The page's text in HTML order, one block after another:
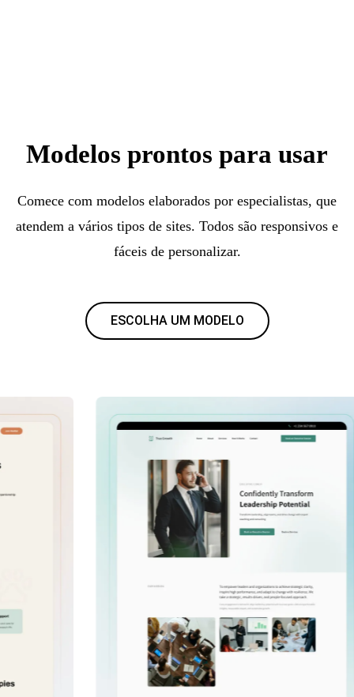
Modelos prontos para usar
Comece com modelos elaborados por especialistas, que
atendem a vários tipos de sites. Todos são responsivos e
fáceis de personalizar.
ESCOLHA UM MODELO